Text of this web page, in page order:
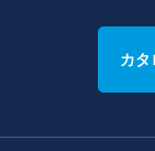
カタ